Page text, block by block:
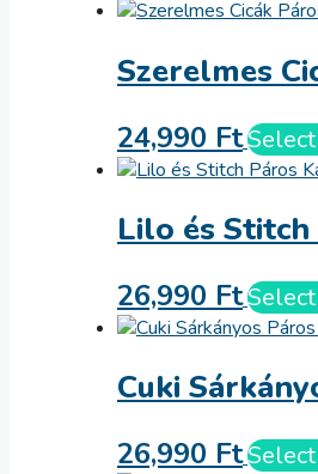
Szerelmes
24,990 Ft
Lilo és Stitch
26,990 Ft
Cuki
26,990 Ft